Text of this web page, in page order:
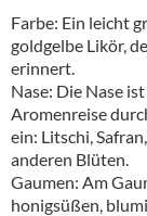
Farbe: Ein leicht
goldgelbe Likör,
erinnert.
Nase: Die Nase
Aromenreise
ein: Litschi,
anderen Blüten.
Gaumen: Am
honigsüßen,